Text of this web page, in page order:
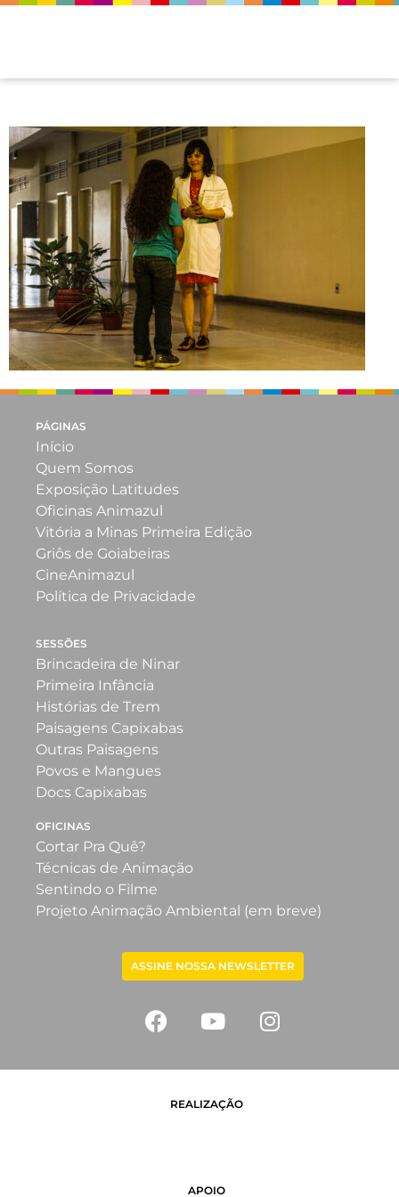
PÁGINAS
Início
Quem Somos
Exposição Latitudes
Oficinas Animazul
Vitória a Minas Primeira Edição
Griôs de Goiabeiras
CineAnimazul
Política de Privacidade
SESSÕES
Brincadeira de Ninar
Primeira Infância
Histórias de Trem
Paisagens Capixabas
Outras Paisagens
Povos e Mangues
Docs Capixabas
OFICINAS
Cortar Pra Quê?
Técnicas de Animação
Sentindo o Filme
Projeto Animação Ambiental (em breve)
ASSINE NOSSA NEWSLETTER
REALIZAÇÃO
APOIO